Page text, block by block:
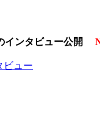
インタビュー公開
ビュー